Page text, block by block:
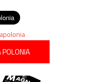
POLONIA